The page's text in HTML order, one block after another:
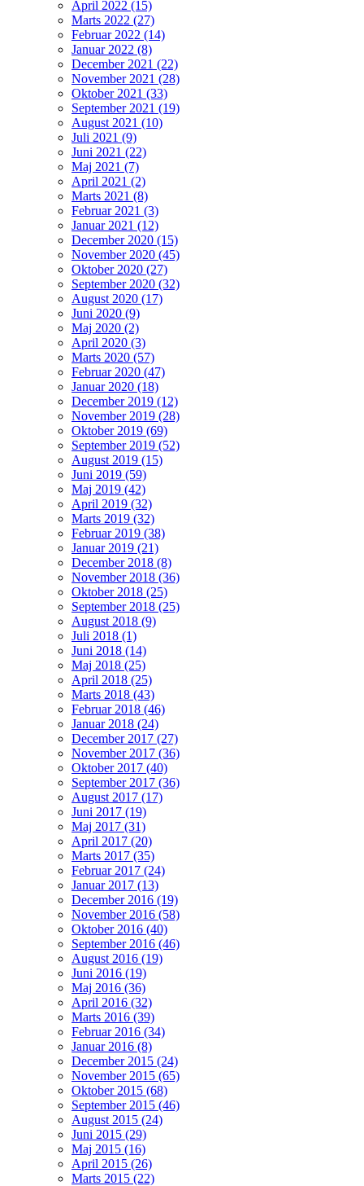
April 2022 (15)
Marts 2022 (27)
Februar 2022 (14)
Januar 2022 (8)
December 2021 (22)
November 2021 (28)
Oktober 2021 (33)
September 2021 (19)
August 2021 (10)
Juli 2021 (9)
Juni 2021 (22)
Maj 2021 (7)
April 2021 (2)
Marts 2021 (8)
Februar 2021 (3)
Januar 2021 (12)
December 2020 (15)
November 2020 (45)
Oktober 2020 (27)
September 2020 (32)
August 2020 (17)
Juni 2020 (9)
Maj 2020 (2)
April 2020 (3)
Marts 2020 (57)
Februar 2020 (47)
Januar 2020 (18)
December 2019 (12)
November 2019 (28)
Oktober 2019 (69)
September 2019 (52)
August 2019 (15)
Juni 2019 (59)
Maj 2019 (42)
April 2019 (32)
Marts 2019 (32)
Februar 2019 (38)
Januar 2019 (21)
December 2018 (8)
November 2018 (36)
Oktober 2018 (25)
September 2018 (25)
August 2018 (9)
Juli 2018 (1)
Juni 2018 (14)
Maj 2018 (25)
April 2018 (25)
Marts 2018 (43)
Februar 2018 (46)
Januar 2018 (24)
December 2017 (27)
November 2017 (36)
Oktober 2017 (40)
September 2017 (36)
August 2017 (17)
Juni 2017 (19)
Maj 2017 (31)
April 2017 (20)
Marts 2017 (35)
Februar 2017 (24)
Januar 2017 (13)
December 2016 (19)
November 2016 (58)
Oktober 2016 (40)
September 2016 (46)
August 2016 (19)
Juni 2016 (19)
Maj 2016 (36)
April 2016 (32)
Marts 2016 (39)
Februar 2016 (34)
Januar 2016 (8)
December 2015 (24)
November 2015 (65)
Oktober 2015 (68)
September 2015 (46)
August 2015 (24)
Juni 2015 (29)
Maj 2015 (16)
April 2015 (26)
Marts 2015 (22)